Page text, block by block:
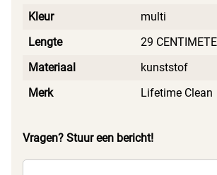
Kleur
multi
Lengte
29
Materiaal
kunststof
Merk
Lifetime Clean
Vragen? Stuur een bericht!